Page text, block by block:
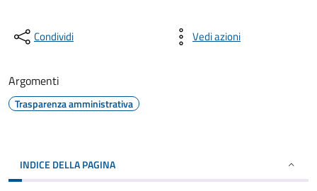
Condividi Vedi azioni
Argomenti
Trasparenza amministrativa
INDICE DELLA PAGINA